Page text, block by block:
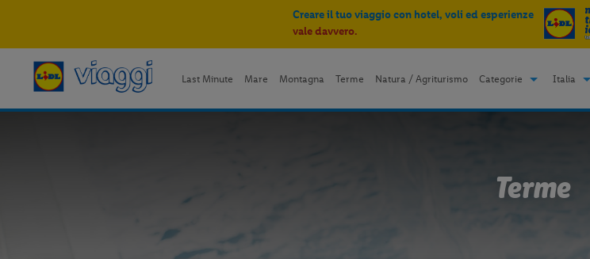
Creare il tuo viaggio con hotel, voli ed esperienze
vale davvero.
Last Minute Mare Montagna Terme Natura / Agriturismo Categorie Italia
Terme